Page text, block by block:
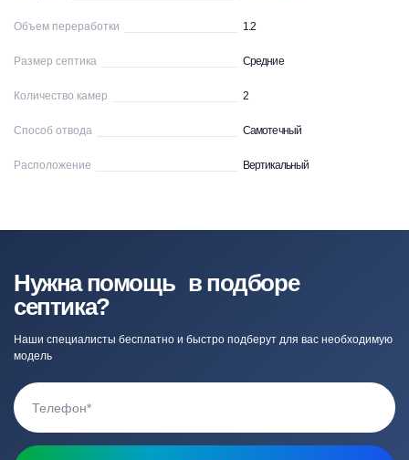
Объем переработки 1.2
Размер септика Средние
Количество камер 2
Способ отвода Самотечный
Расположение Вертикальный
Нужна помощь в подборе
септика?
Наши специалисты бесплатно и быстро подберут для вас необходимую
модель